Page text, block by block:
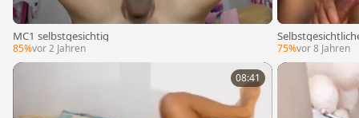
MC1 selbstgesichtig
85%vor 2 Jahren 75%vor 8 Jahren
08:41